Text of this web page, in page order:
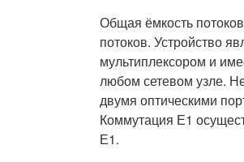
Общая ёмкость
потоков. Устройство
мультиплексором и
любом сетевом узле.
двумя оптическими
Коммутация Е1
Е1.